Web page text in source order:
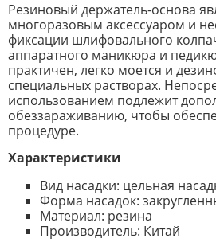
Резиновый держатель-основа
многоразовым аксессуаром и
фиксации шлифовального
аппаратного маникюра и
практичен, легко моется и
специальных растворах.
использованием подлежит
обеззараживанию, чтобы
процедуре.
Характеристики
Вид насадки: цельная
Форма насадок:
Материал: резина
Производитель: Китай